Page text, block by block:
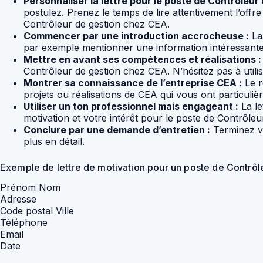
postulez. Prenez le temps de lire attentivement
Contrôleur de gestion chez CEA.
Commencer par une introduction accrocheuse :
par exemple mentionner une information
Mettre en avant ses compétences et réalisations :
Contrôleur de gestion chez CEA. N’hésitez pas à
Montrer sa connaissance de l’entreprise CEA : Le
projets ou réalisations de CEA qui vous ont
Utiliser un ton professionnel mais engageant : La
motivation et votre intérêt pour le poste de
Conclure par une demande d’entretien : Terminez
plus en détail.
Exemple de lettre de motivation pour un poste de
Prénom Nom
Adresse
Code postal Ville
Téléphone
Email
Date